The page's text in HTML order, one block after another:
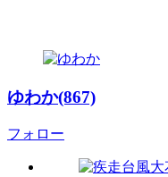
ゆわか(867)
フォロー